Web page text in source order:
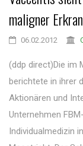
maligner
06.02.2012
(ddp direct)Die im
berichtete in ihrer
Aktionären und
Unternehmen
Individualmedizin